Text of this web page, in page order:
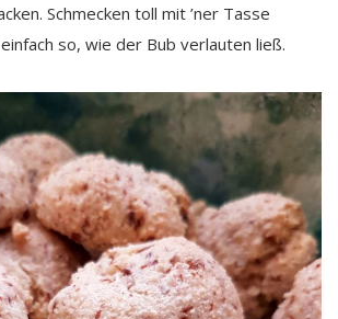
Schmecken toll mit ’ner Tasse
so, wie der Bub verlauten ließ.